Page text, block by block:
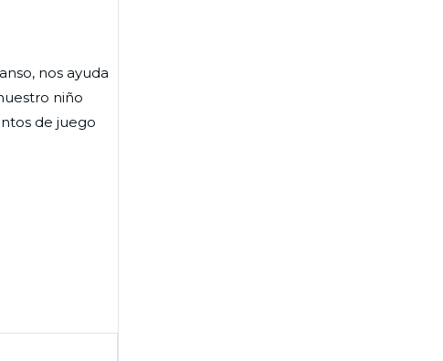
nos ayuda
niño
de juego